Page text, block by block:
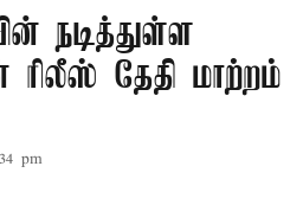
நடித்துள்ள
தேதி மாற்றம்
pm